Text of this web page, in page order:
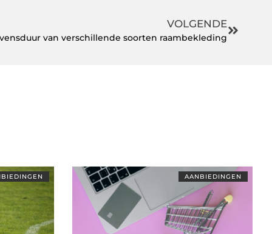
VOLGENDE
van verschillende soorten raambekleding
AANBIEDINGEN